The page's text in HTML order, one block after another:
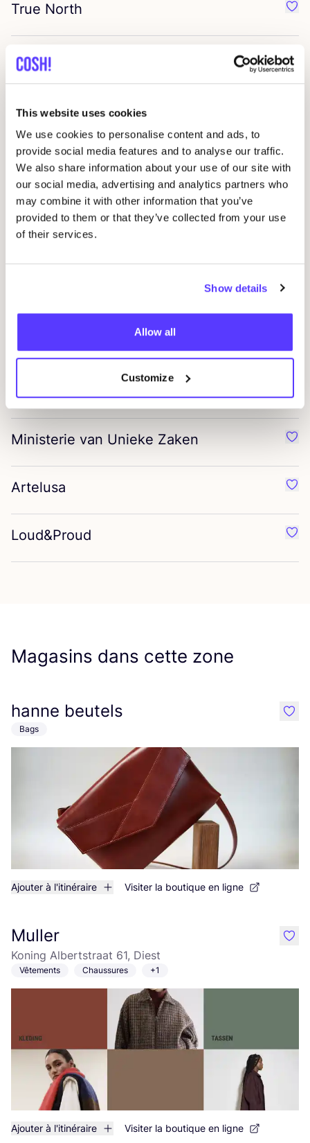
This website uses cookies
We use cookies to personalise content and ads, to
provide social media features and to analyse our traffic.
We also share information about your use of our site with
our social media, advertising and analytics partners who
may combine it with other information that you’ve
provided to them or that they’ve collected from your use
of their services.
Show details
Allow all
Customize
True North
Eydl
Greenjama
Doris&Dude
Ewers
Anna
Ministerie van Unieke Zaken
Artelusa
Loud&Proud
Magasins dans cette zone
hanne beutels
Bags
Ajouter à l'itinéraire Visiter la boutique en ligne
like
Muller
Koning Albertstraat 61, Diest
Vêtements Chaussures +1
Ajouter à l'itinéraire Visiter la boutique en ligne
like